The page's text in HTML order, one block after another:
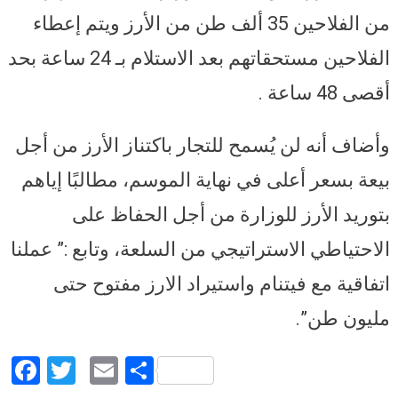
من الفلاحين 35 ألف طن من الأرز ويتم إعطاء
الفلاحين مستحقاتهم بعد الاستلام بـ 24 ساعة بحد
أقصى 48 ساعة .
وأضاف أنه لن يُسمح للتجار باكتناز الأرز من أجل
بيعة بسعر أعلى في نهاية الموسم، مطالبًا إياهم
بتوريد الأرز للوزارة من أجل الحفاظ على
الاحتياطي الاستراتيجي من السلعة، وتابع :” عملنا
اتفاقية مع فيتنام واستيراد الارز مفتوح حتى
مليون طن”.
Facebook
Twitter
EmailShare